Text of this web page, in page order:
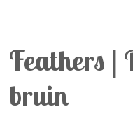
Feathers |
bruin